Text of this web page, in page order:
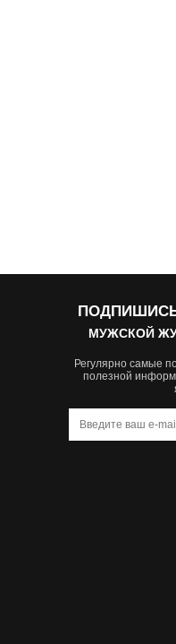
МУЖСКОЙ
Регулярно самые
полезной